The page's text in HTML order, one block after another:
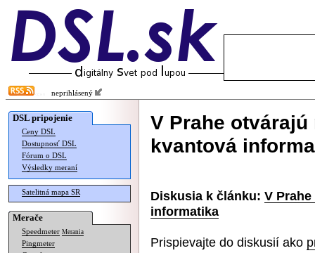
neprihlásený
DSL pripojenie
Ceny DSL
Dostupnosť DSL
Fórum o DSL
Výsledky meraní
Satelitná mapa SR
Merače
Speedmeter Merania
Pingmeter
V Prahe
kvantová
Diskusia k článku: V
informatika
Prispievajte do diskusií ako